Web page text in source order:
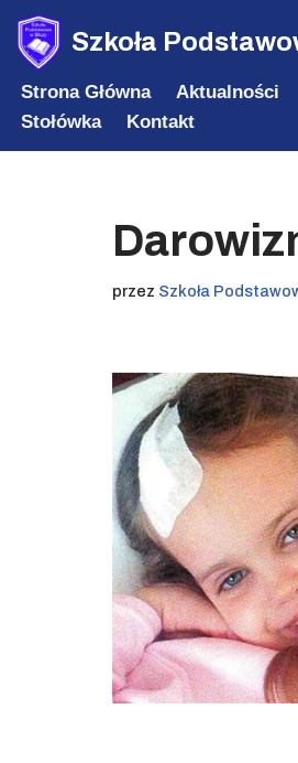
Przejdź
do
treści
Szkoła
Strona Główna Aktualności
Stołówka
Kontakt
przez Szkoła